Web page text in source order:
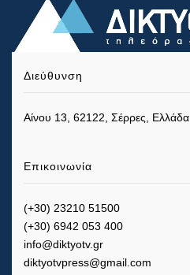
Διεύθυνση
Αίνου 13, 62122, Σέρρες, Ελλάδα
Επικοινωνία
(+30) 23210 51500
(+30) 6942 053 400
info@diktyotv.gr
diktyotvpress@gmail.com